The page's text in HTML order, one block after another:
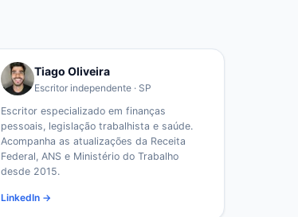
Tiago Oliveira
Escritor independente · SP
Escritor especializado em finanças
pessoais, legislação trabalhista e saúde.
Acompanha as atualizações da Receita
Federal, ANS e Ministério do Trabalho
desde 2015.
LinkedIn →